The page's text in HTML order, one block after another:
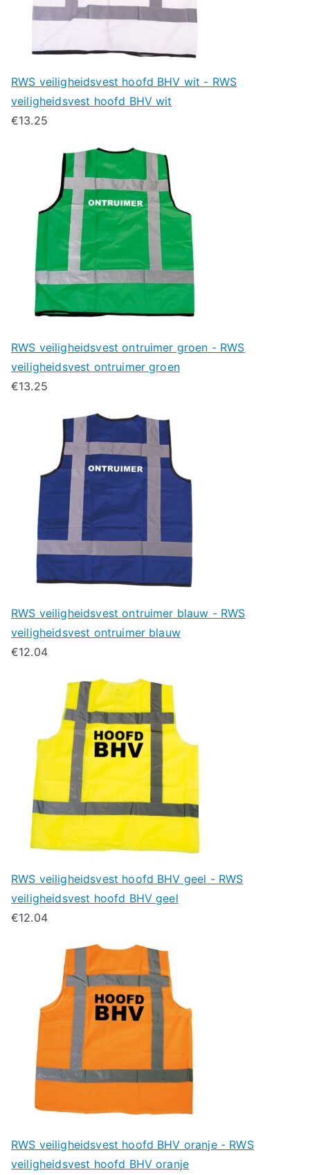
RWS veiligheidsvest hoofd BHV wit - RWS
veiligheidsvest hoofd BHV wit
€13.25
RWS veiligheidsvest ontruimer groen - RWS
veiligheidsvest ontruimer groen
€13.25
RWS veiligheidsvest ontruimer blauw - RWS
veiligheidsvest ontruimer blauw
€12.04
RWS veiligheidsvest hoofd BHV geel - RWS
veiligheidsvest hoofd BHV geel
€12.04
RWS veiligheidsvest hoofd BHV oranje - RWS
veiligheidsvest hoofd BHV oranje